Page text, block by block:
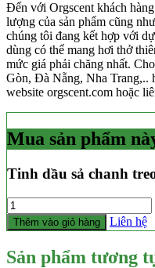
Đến với Orgscent khách
lượng của sản phẩm cũng
chúng tôi đang kết hợp với
dùng có thể mang hơi thở
mức giá phải chăng nhất.
Gòn, Đà Nẵng, Nha Trang,..
website orgscent.com hoặc
Mua sản phẩm
Tinh dầu sả chanh
Số
lượng
Thêm vào giỏ hàng Liên hệ
Sản phẩm tương